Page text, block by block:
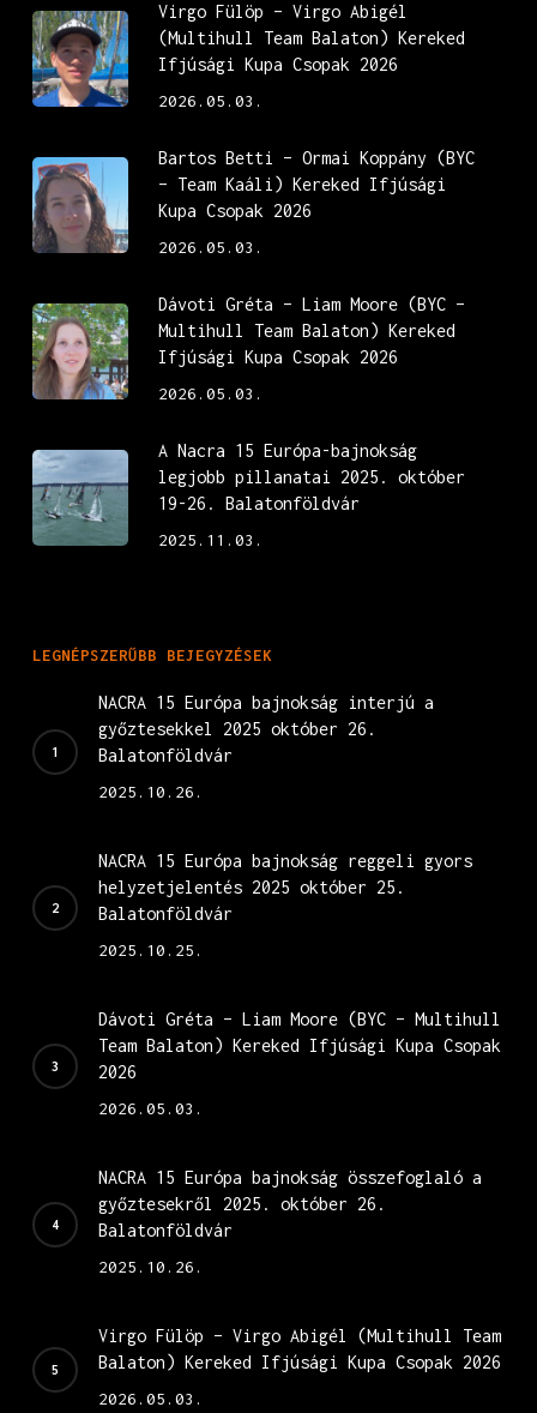
Virgo Fülöp – Virgo Abigél
(Multihull Team Balaton) Kereked
Ifjúsági Kupa Csopak 2026
2026.05.03.
Bartos Betti – Ormai Koppány (BYC
– Team Kaáli) Kereked Ifjúsági
Kupa Csopak 2026
2026.05.03.
Dávoti Gréta – Liam Moore (BYC –
Multihull Team Balaton) Kereked
Ifjúsági Kupa Csopak 2026
2026.05.03.
A Nacra 15 Európa-bajnokság
legjobb pillanatai 2025. október
19-26. Balatonföldvár
2025.11.03.
LEGNÉPSZERŰBB BEJEGYZÉSEK
NACRA 15 Európa bajnokság interjú a
győztesekkel 2025 október 26.
Balatonföldvár
2025.10.26.
NACRA 15 Európa bajnokság reggeli gyors
helyzetjelentés 2025 október 25.
Balatonföldvár
2025.10.25.
Dávoti Gréta – Liam Moore (BYC – Multihull
Team Balaton) Kereked Ifjúsági Kupa Csopak
2026
2026.05.03.
NACRA 15 Európa bajnokság összefoglaló a
győztesekről 2025. október 26.
Balatonföldvár
2025.10.26.
Virgo Fülöp – Virgo Abigél (Multihull Team
Balaton) Kereked Ifjúsági Kupa Csopak 2026
2026.05.03.